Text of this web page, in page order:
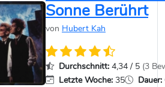
Sonne Berührt
von Hubert Kah
Durchschnitt: 4,34 / 5 (3
Letzte Woche: 35 Dauer: